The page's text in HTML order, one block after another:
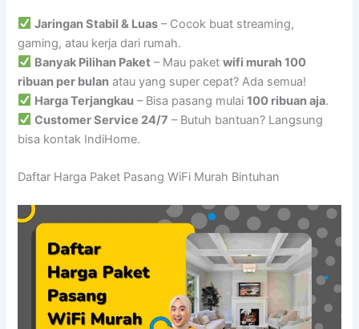
Jaringan Stabil & Luas – Cocok buat streaming,
gaming, atau kerja dari rumah.
Banyak Pilihan Paket – Mau paketwifi murah 100
ribuan per bulan atau yang super cepat? Ada semua!
Harga Terjangkau – Bisa pasang mulai100 ribuan aja.
Customer Service 24/7 – Butuh bantuan? Langsung
bisa kontak IndiHome.
Daftar Harga Paket Pasang WiFi Murah Bintuhan